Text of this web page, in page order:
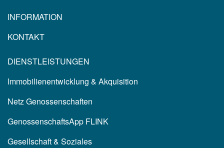
INFORMATION
KONTAKT
DIENSTLEISTUNGEN
Immobilienentwicklung & Akquisition
Netz Genossenschaften
GenossenschaftsApp FLINK
Gesellschaft & Soziales